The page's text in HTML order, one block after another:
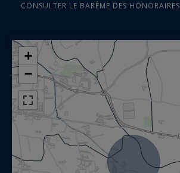
CONSULTER LE BARÈME DES HONORAIRES
+
−